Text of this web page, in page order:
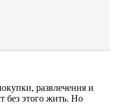
развлечения и
без этого жить. Но